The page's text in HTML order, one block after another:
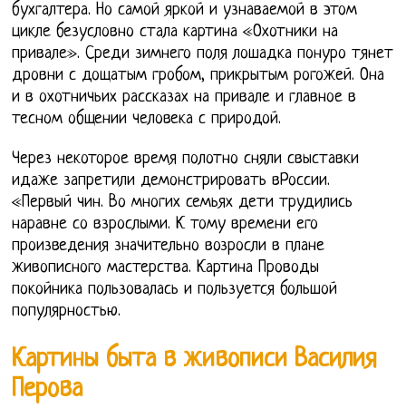
бухгалтера. Но самой яркой и узнаваемой в этом
цикле безусловно стала картина «Охотники на
привале». Среди зимнего поля лошадка понуро тянет
дровни с дощатым гробом, прикрытым рогожей. Она
и в охотничьих рассказах на привале и главное в
тесном общении человека с природой.
Через некоторое время полотно сняли свыставки
идаже запретили демонстрировать вРоссии.
«Первый чин. Во многих семьях дети трудились
наравне со взрослыми. К тому времени его
произведения значительно возросли в плане
живописного мастерства. Картина Проводы
покойника пользовалась и пользуется большой
популярностью.
Картины быта в живописи Василия
Перова